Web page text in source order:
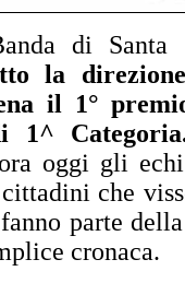
di Santa
la
il 1°
1^
oggi gli
che
parte
cronaca.